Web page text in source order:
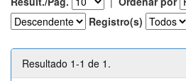
Registro(s)
Resultado 1-1 de 1.